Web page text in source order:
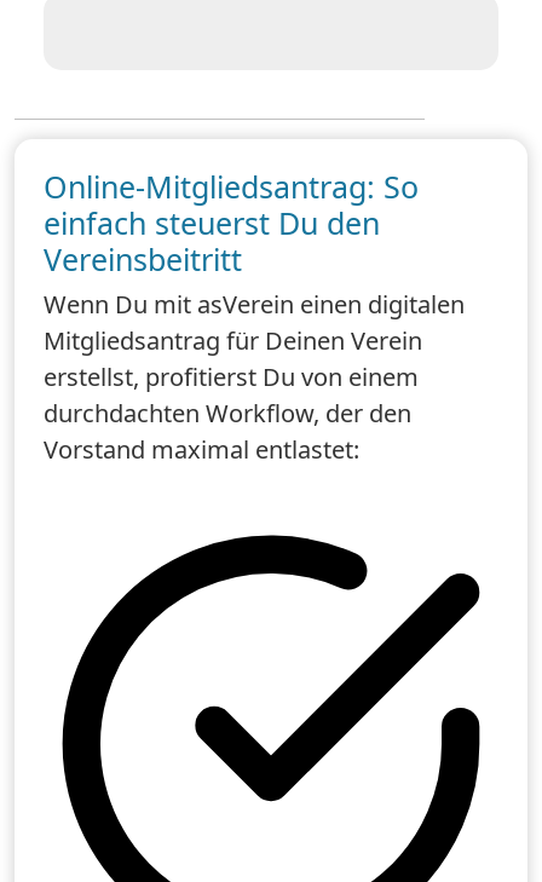
Online-Mitgliedsantrag: So
einfach steuerst Du den
Vereinsbeitritt
Wenn Du mit asVerein einen digitalen
Mitgliedsantrag für Deinen Verein
erstellst, profitierst Du von einem
durchdachten Workflow, der den
Vorstand maximal entlastet: